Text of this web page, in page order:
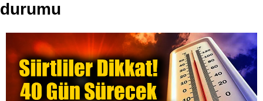
GALERİ
ERUH
BAYKAN
PERVARI
durumu